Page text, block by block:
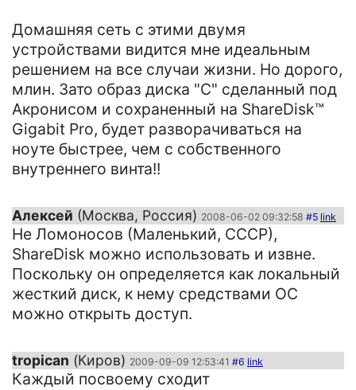
Домашняя сеть с этими двумя
устройствами видится мне идеальным
решением на все случаи жизни. Но дорого,
млин. Зато образ диска "С" сделанный под
Акронисом и сохраненный на ShareDisk™
Gigabit Pro, будет разворачиваться на
ноуте быстрее, чем с собственного
внутреннего винта!!
Алексей (Москва, Россия) 2008-06-02 09:32:58 #5 link
Не Ломоносов (Маленький, СССР),
ShareDisk можно использовать и извне.
Поскольку он определяется как локальный
жесткий диск, к нему средствами ОС
можно открыть доступ.
tropican (Киров) 2009-09-09 12:53:41 #6 link
Каждый посвоему сходит